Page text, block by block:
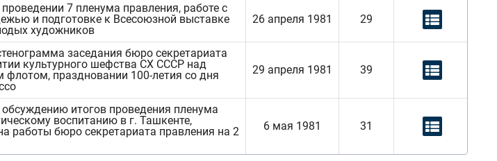
7 пленума правления, работе с
и подготовке к Всесоюзной выставке
художников
26 апреля 1981 29
заседания бюро секретариата
культурного шефства СХ СССР над
праздновании 100-летия со дня
29 апреля 1981 39
итогов проведения пленума
воспитанию в г. Ташкенте,
работы бюро секретариата правления на 2
6 мая 1981 31